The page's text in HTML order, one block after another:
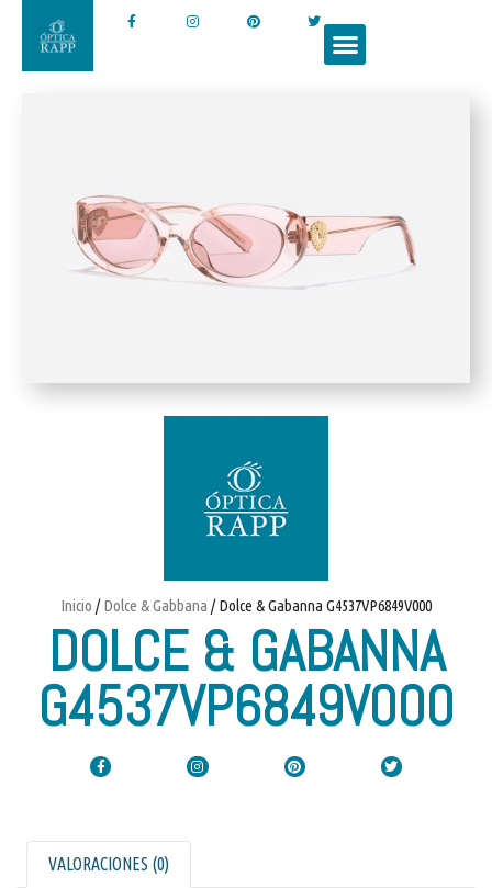
Inicio /Dolce & Gabbana / Dolce & Gabanna G4537VP6849V000
DOLCE & GABANNA
G4537VP6849V000
VALORACIONES (0)